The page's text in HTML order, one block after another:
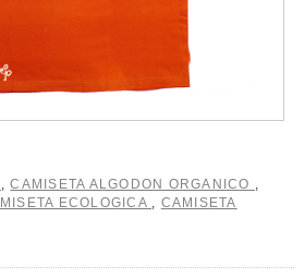
,CAMISETA ALGODON ORGANICO ,
ECOLOGICA , CAMISETA